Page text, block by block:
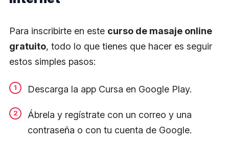
Para inscribirte en este curso de masaje online
gratuito, todo lo que tienes que hacer es seguir
estos simples pasos:
Descarga la app Cursa en Google Play.
Ábrela y regístrate con un correo y una
contraseña o con tu cuenta de Google.